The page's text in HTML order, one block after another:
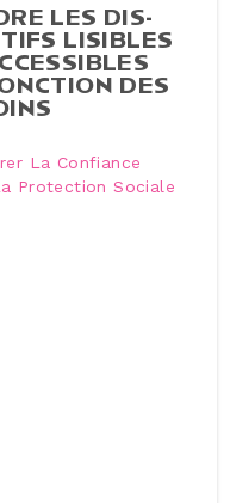
LES DIS­
LISIBLES
DES
La Confiance
Protection Sociale